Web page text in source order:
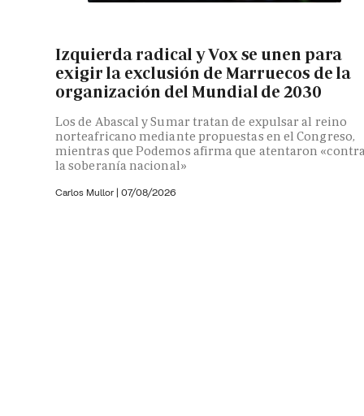
Izquierda radical y Vox se unen para
exigir la exclusión de Marruecos de la
organización del Mundial de 2030
Los de Abascal y Sumar tratan de expulsar al reino
norteafricano mediante propuestas en el Congreso,
mientras que Podemos afirma que atentaron
la soberanía nacional»
Carlos Mullor | 07/08/2026